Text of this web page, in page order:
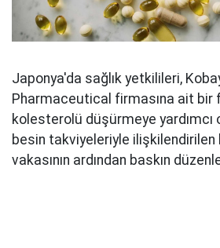
Japonya'da sağlık yetkilileri,
Pharmaceutical firmasına ait bir
kolesterolü düşürmeye yardımcı
besin takviyeleriyle
vakasının ardından baskın